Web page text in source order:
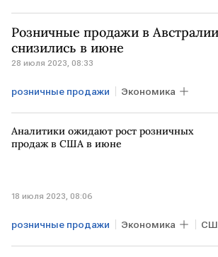
статистика ЕВРОЗОНА
Розничные продажи в
снизились в июне
28 июля 2023, 08:33
розничные продажи Экономика
АВСТРАЛИЯ статистика
Аналитики ожидают рост розничных
продаж в США в июне
18 июля 2023, 08:06
розничные продажи Экономика
прогноз